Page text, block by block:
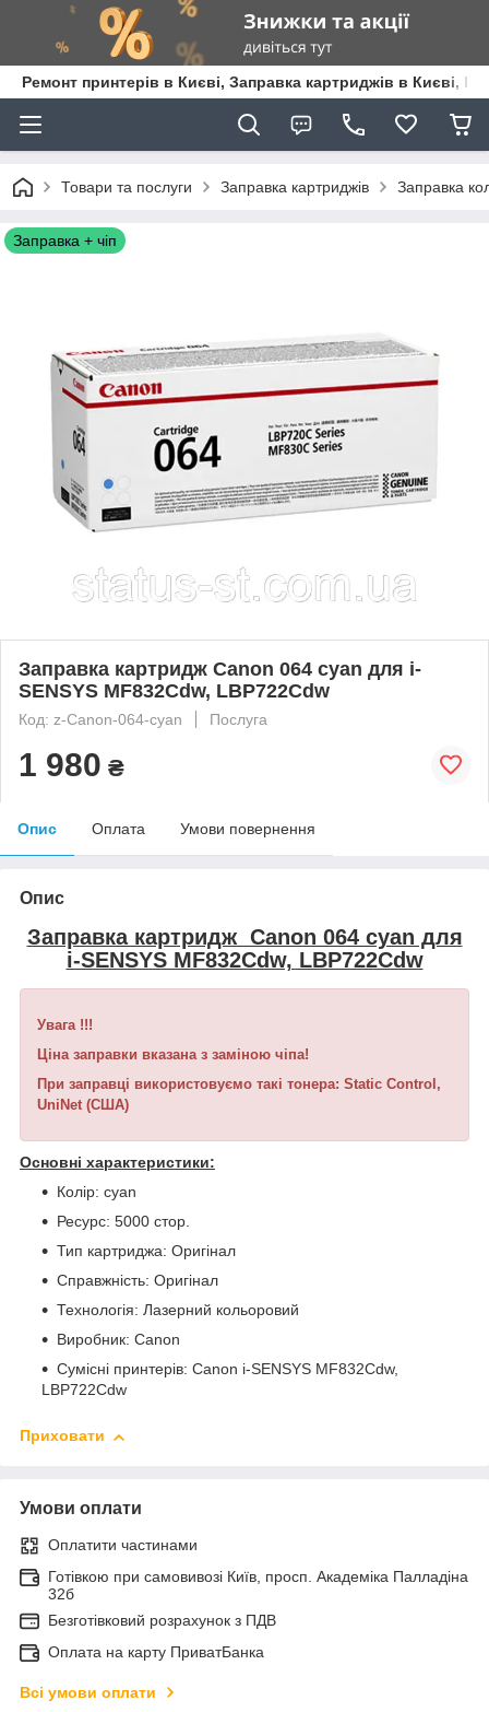
Ремонт принтерів в Києві, Заправка картриджів в Києві,
Товари та послуги Заправка картриджів Заправка
Заправка + чіп
Заправка картридж Canon 064 cyan для i-
SENSYS MF832Cdw, LBP722Cdw
Код: z-Canon-064-cyan Послуга
1 980 ₴
Опис Оплата Умови повернення
Опис
Заправка картридж Canon 064 cyan для
i-SENSYS MF832Cdw, LBP722Cdw
Увага !!!
Ціна заправки вказана з заміною чіпа!
При заправці використовуємо такі тонера: Static Control,
UniNet (США)
Основні характеристики:
Колір: cyan
Ресурс: 5000 стор.
Тип картриджа: Оригінал
Справжність: Оригінал
Технологія: Лазерний кольоровий
Виробник: Canon
Сумісні принтерів: Canon i-SENSYS MF832Cdw,
LBP722Cdw
Приховати
Умови оплати
Оплатити частинами
Готівкою при самовивозі Київ, просп. Академіка Палладіна
32б
Безготівковий розрахунок з ПДВ
Оплата на карту ПриватБанка
Всі умови оплати